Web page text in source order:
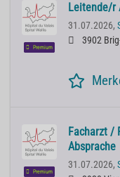
Premium
Leitende/r
31.07.2026,
3902
Premium
Facharzt /
Absprache
31.07.2026,